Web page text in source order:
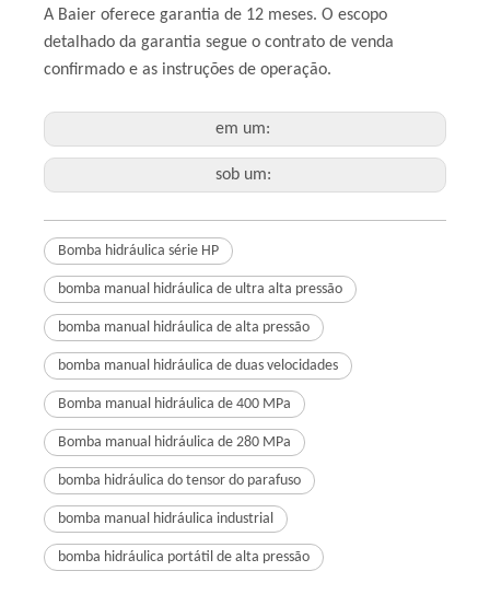
A Baier oferece garantia de 12 meses. O escopo
detalhado da garantia segue o contrato de venda
confirmado e as instruções de operação.
em um:
sob um:
Bomba hidráulica série HP
bomba manual hidráulica de ultra alta pressão
bomba manual hidráulica de alta pressão
bomba manual hidráulica de duas velocidades
Bomba manual hidráulica de 400 MPa
Bomba manual hidráulica de 280 MPa
bomba hidráulica do tensor do parafuso
bomba manual hidráulica industrial
bomba hidráulica portátil de alta pressão